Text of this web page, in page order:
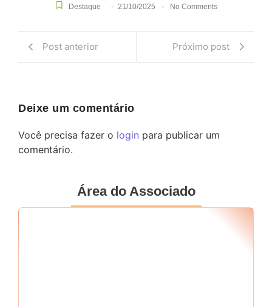
Destaque - 21/10/2025 - No Comments
Post anterior Próximo post
Deixe um comentário
Você precisa fazer o login para publicar um
comentário.
Área do Associado